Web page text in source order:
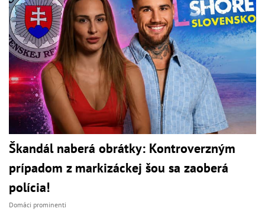
Škandál naberá obrátky: Kontroverzným
prípadom z markizáckej šou sa zaoberá
polícia!
Domáci prominenti